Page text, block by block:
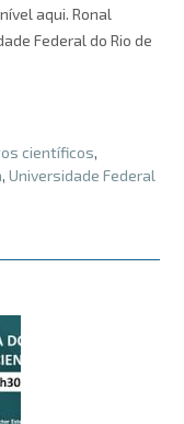
aqui. Ronal
Federal do Rio de
científicos,
, Universidade Federal